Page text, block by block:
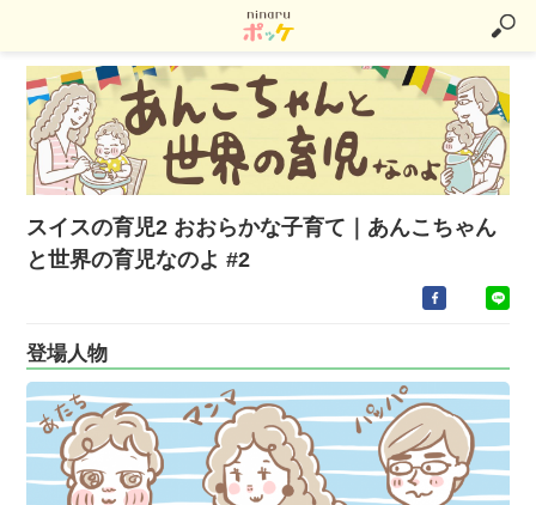
スイスの育児2 おおらかな子育て｜あんこちゃん
と世界の育児なのよ #2
登場人物